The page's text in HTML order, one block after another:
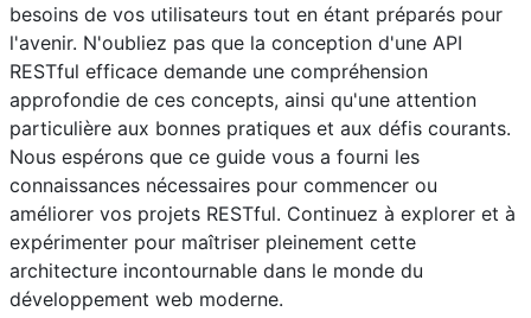
besoins de vos utilisateurs tout en étant préparés pour
l'avenir. N'oubliez pas que la conception d'une API
RESTful efficace demande une compréhension
approfondie de ces concepts, ainsi qu'une attention
particulière aux bonnes pratiques et aux défis courants.
Nous espérons que ce guide vous a fourni les
connaissances nécessaires pour commencer ou
améliorer vos projets RESTful. Continuez à explorer et à
expérimenter pour maîtriser pleinement cette
architecture incontournable dans le monde du
développement web moderne.